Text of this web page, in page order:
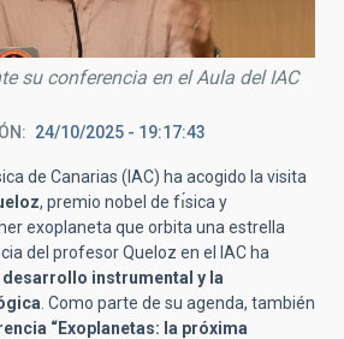
su conferencia en el Aula del IAC
24/10/2025 - 19:17:43
de Canarias (IAC) ha acogido la visita
, premio nobel de fı́sica y
exoplaneta que orbita una estrella
del profesor Queloz en el IAC ha
desarrollo instrumental y la
. Como parte de su agenda, también
“Exoplanetas: la próxima